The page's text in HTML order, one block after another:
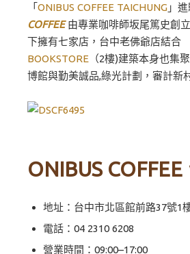
「 ONIBUS COFFEE TAICHUNG 」
COFFEE 由專業咖啡師坂尾篤史創
下擁有七家店，台中老佛爺店結合
BOOKSTORE （2樓)建築本身也集
博館與勤美誠品,綠光計劃，審計新
ONIBUS COFFEE
地址：台中市北區館前路37號1
電話：04 2310 6208
營業時間：09:00–17:00